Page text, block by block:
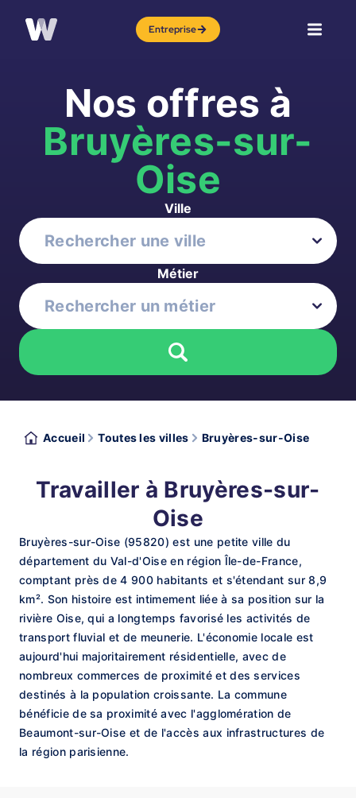
Entreprise
Nos offres à
Bruyères-sur-
Oise
Ville
Métier
Accueil Toutes les villes Bruyères-sur-Oise
Travailler à Bruyères-sur-
Oise
Bruyères-sur-Oise (95820) est une petite ville du
département du Val-d'Oise en région Île-de-France,
comptant près de 4 900 habitants et s'étendant sur 8,9
km². Son histoire est intimement liée à sa position sur la
rivière Oise, qui a longtemps favorisé les activités de
transport fluvial et de meunerie. L'économie locale est
aujourd'hui majoritairement résidentielle, avec de
nombreux commerces de proximité et des services
destinés à la population croissante. La commune
bénéficie de sa proximité avec l'agglomération de
Beaumont-sur-Oise et de l'accès aux infrastructures de
la région parisienne.